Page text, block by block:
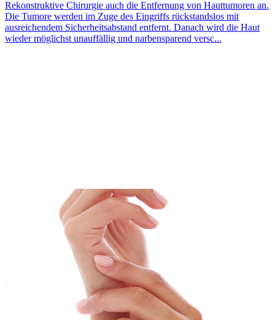
Rekonstruktive Chirurgie auch die Entfernung von Hauttumoren an.
Die Tumore werden im Zuge des Eingriffs rückstandslos mit
ausreichendem Sicherheitsabstand entfernt. Danach wird die Haut
wieder möglichst unauffällig und narbensparend versc...